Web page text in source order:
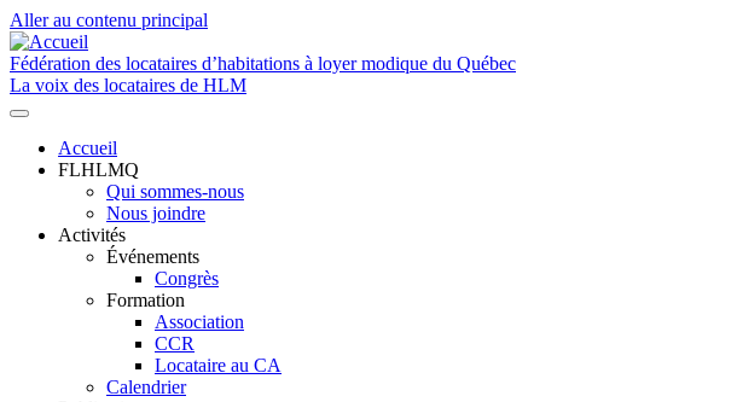
Aller au contenu principal
Fédération des locataires d’habitations à loyer modique du Québec
La voix des locataires de HLM
Navigation
principale
Accueil
FLHLMQ
Qui sommes-nous
Nous joindre
Activités
Événements
Congrès
Formation
Association
CCR
Locataire au CA
Calendrier